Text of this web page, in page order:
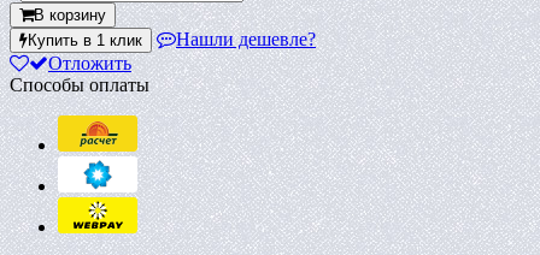
В корзину
Купить в 1 клик
Нашли дешевле?
Отложить
Способы оплаты